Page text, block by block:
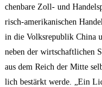
chen­ba­re Zoll- und
risch-ame­ri­ka­ni­schen
in die Volks­re­pu­blik Chi­na
neben der wirt­schaft­li­chen
aus dem Reich der Mit­te
lich bestärkt wer­de. „Ein